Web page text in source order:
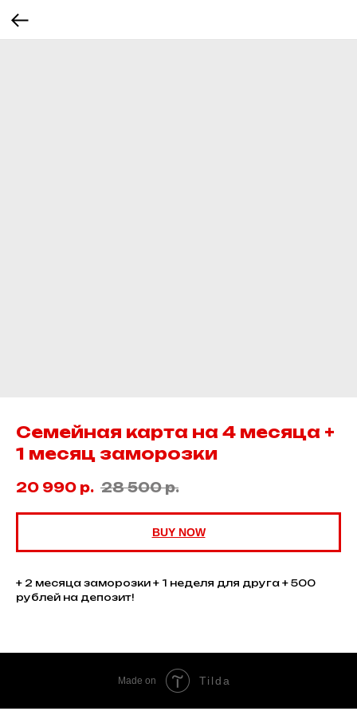
Семейная карта на 4 месяца +
1 месяц заморозки
20 990 р. 28 500 р.
BUY NOW
+ 2 месяца заморозки + 1 неделя для друга + 500
рублей на депозит!
Made on Tilda